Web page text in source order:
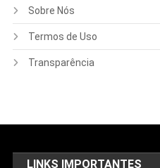
Sobre Nós
Termos de Uso
Transparência
LINKS IMPORTANTES